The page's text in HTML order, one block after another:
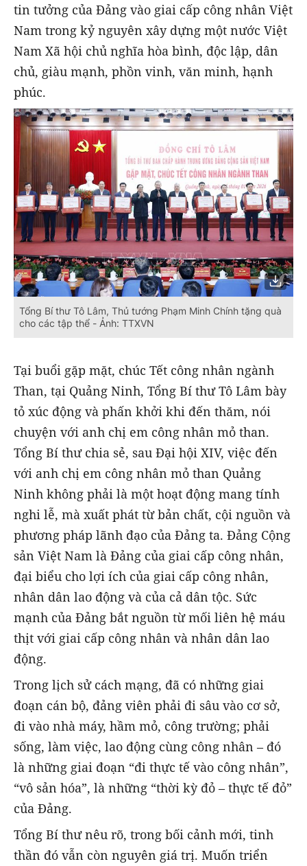
tin tưởng của Đảng vào giai cấp công nhân Việt
Nam trong kỷ nguyên xây dựng một nước Việt
Nam Xã hội chủ nghĩa hòa bình, độc lập, dân
chủ, giàu mạnh, phồn vinh, văn minh, hạnh
phúc.
Tổng Bí thư Tô Lâm, Thủ tướng Phạm Minh Chính tặng quà
cho các tập thể - Ảnh: TTXVN
Tại buổi gặp mặt, chúc Tết công nhân ngành
Than, tại Quảng Ninh, Tổng Bí thư Tô Lâm bày
tỏ xúc động và phấn khởi khi đến thăm, nói
chuyện với anh chị em công nhân mỏ than.
Tổng Bí thư chia sẻ, sau Đại hội XIV, việc đến
với anh chị em công nhân mỏ than Quảng
Ninh không phải là một hoạt động mang tính
nghi lễ, mà xuất phát từ bản chất, cội nguồn và
phương pháp lãnh đạo của Đảng ta. Đảng Cộng
sản Việt Nam là Đảng của giai cấp công nhân,
đại biểu cho lợi ích của giai cấp công nhân,
nhân dân lao động và của cả dân tộc. Sức
mạnh của Đảng bắt nguồn từ mối liên hệ máu
thịt với giai cấp công nhân và nhân dân lao
động.
Trong lịch sử cách mạng, đã có những giai
đoạn cán bộ, đảng viên phải đi sâu vào cơ sở,
đi vào nhà máy, hầm mỏ, công trường; phải
sống, làm việc, lao động cùng công nhân – đó
là những giai đoạn “đi thực tế vào công nhân”,
“vô sản hóa”, là những “thời kỳ đỏ – thực tế đỏ”
của Đảng.
Tổng Bí thư nêu rõ, trong bối cảnh mới, tinh
thần đó vẫn còn nguyên giá trị. Muốn triển